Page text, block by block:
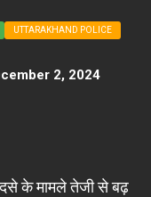
UTTARAKHAND POLICE
2, 2024
के मामले तेजी से बढ़